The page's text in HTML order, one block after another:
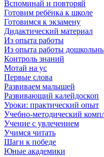
Вспоминай и повторяй
Готовим ребёнка к школе
Готовимся к экзамену
Дидактический материал
Из опыта работы
Из опыта работы
Контроль знаний
Мотай на ус
Первые слова
Развиваем малышей
Развивающий калейдоскоп
Уроки: практический опыт
Учебно-методический
Учение с увлечением
Учимся читать
Шаги к победе
Юные академики